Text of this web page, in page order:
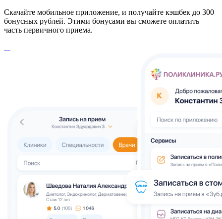
Скачайте мобильное приложение, и получайте кэшбек до 300
бонусных рублей. Этими бонусами вы сможете оплатить
часть первичного приема.